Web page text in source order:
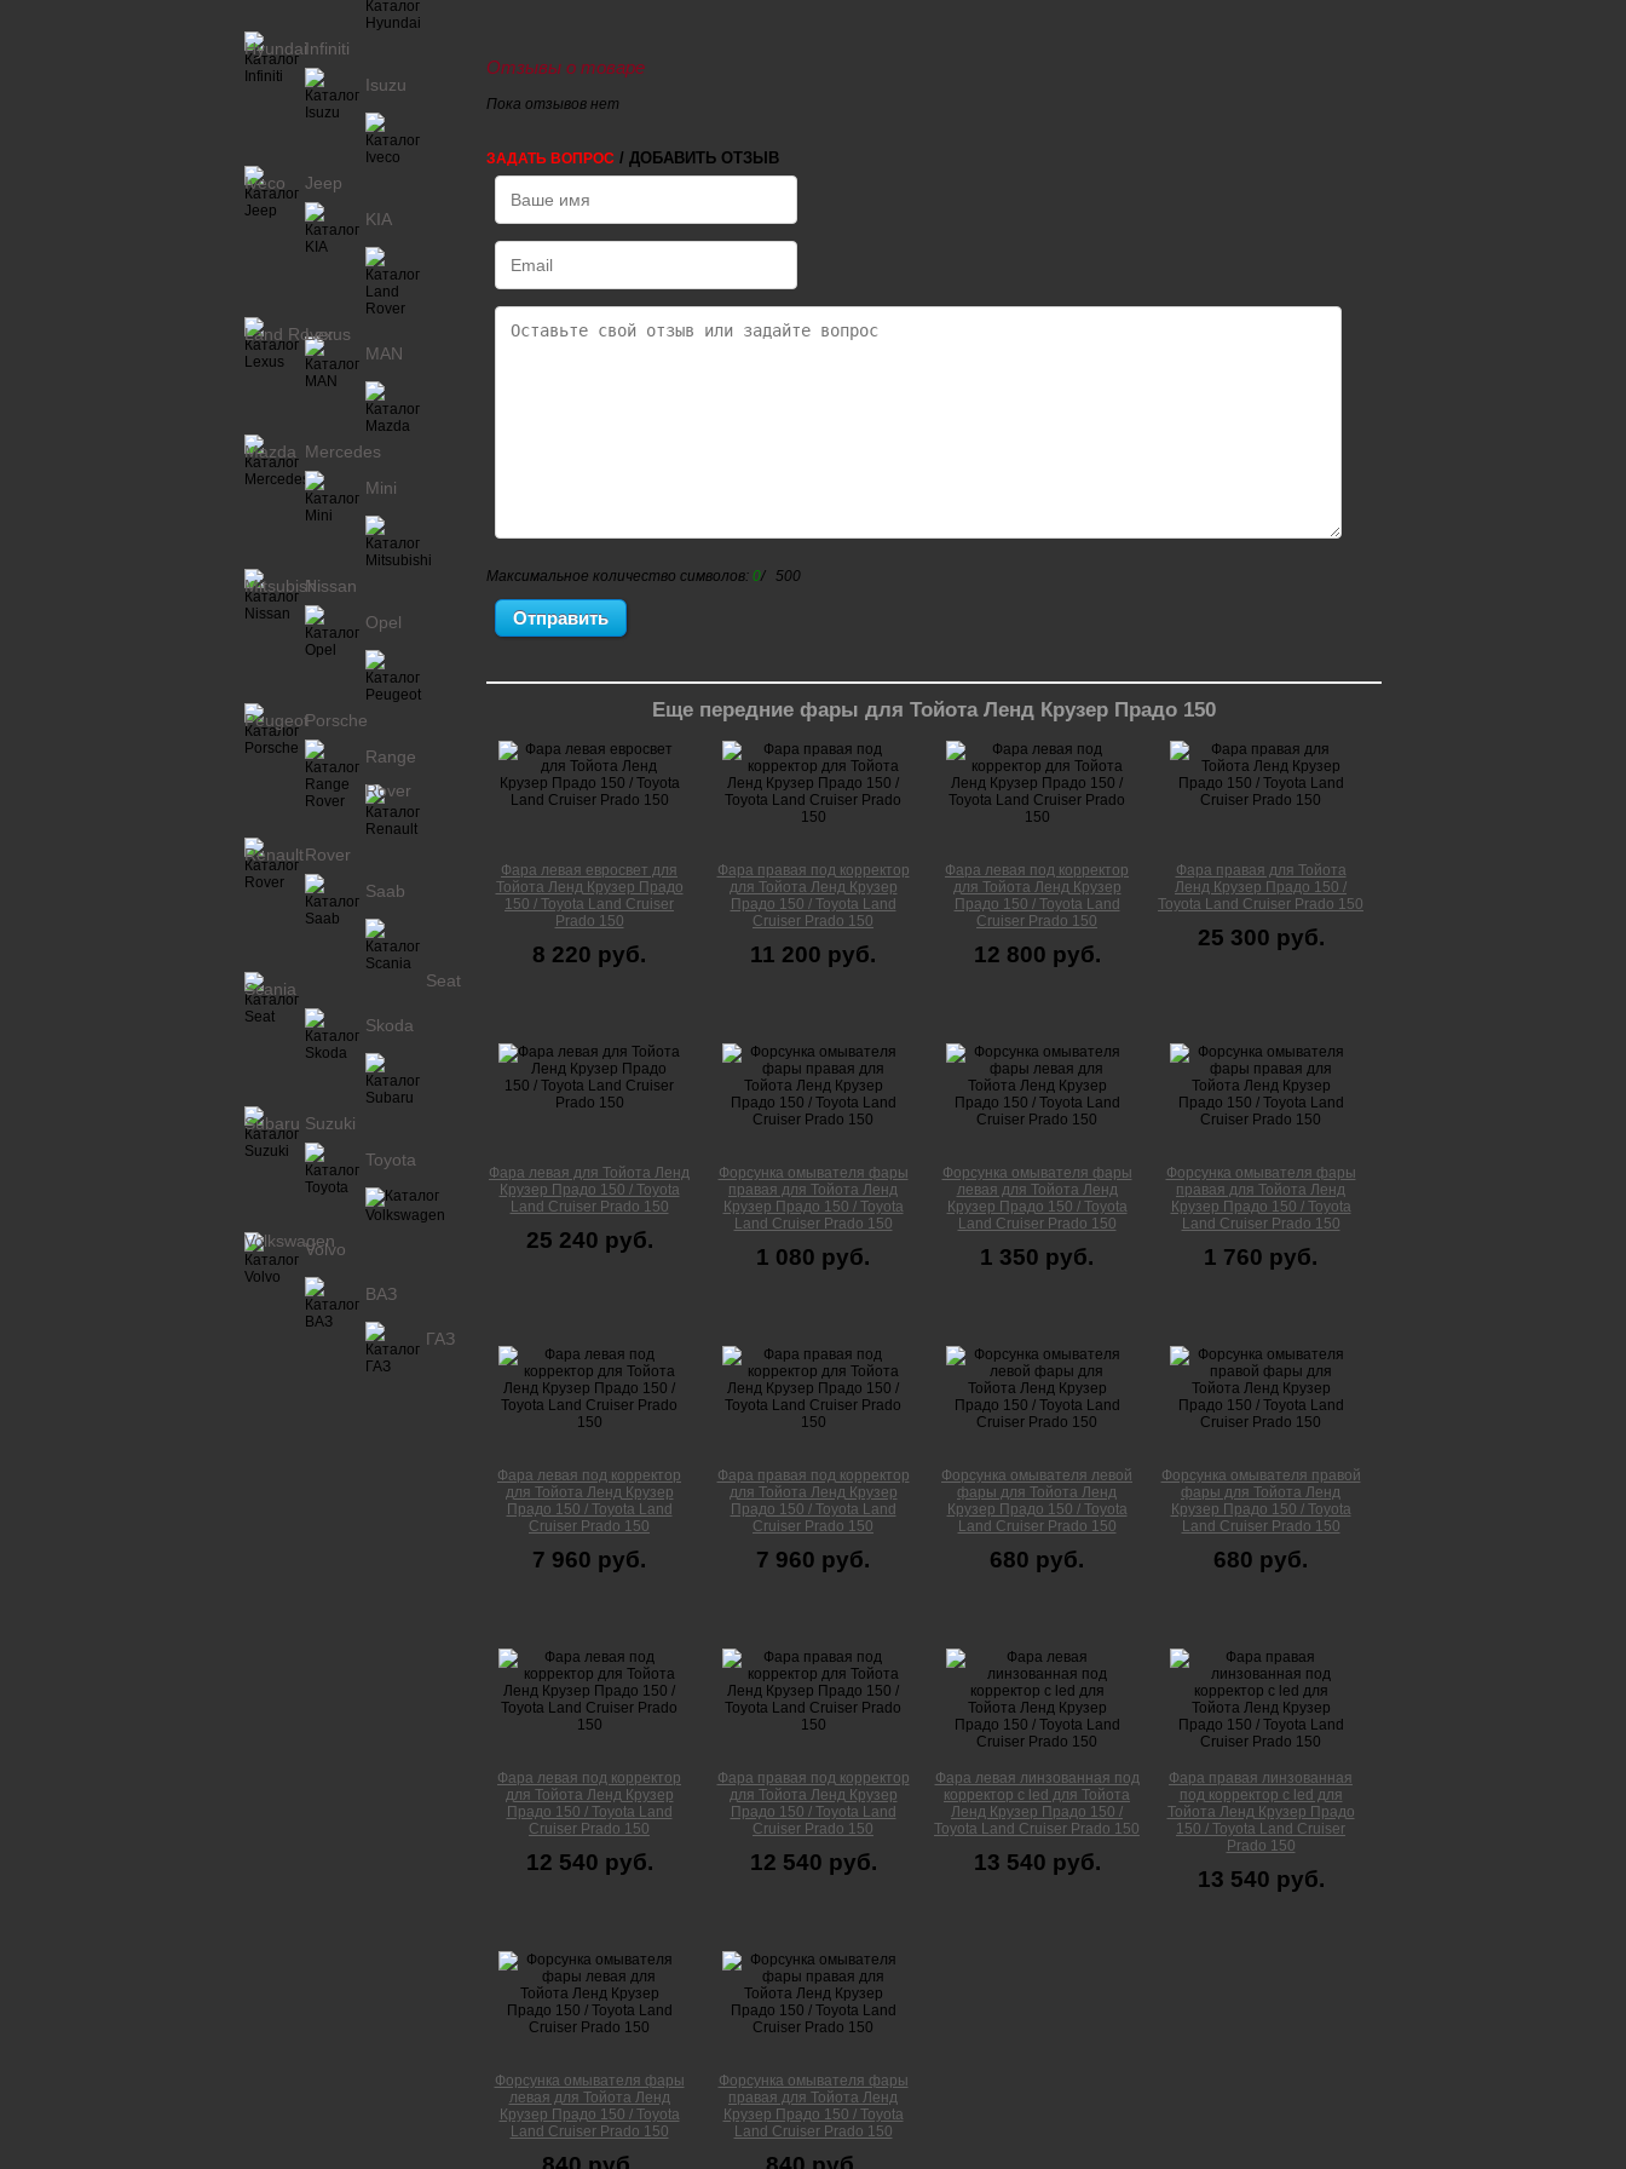
Отзывы о товаре
Пока отзывов нет
ЗАДАТЬ ВОПРОС / ДОБАВИТЬ ОТЗЫВ
Максимальное количество символов: 0/ 500
Еще передние фары для Тойота Ленд Крузер Прадо 150
Фара левая евросвет для
Тойота Ленд Крузер Прадо
150 / Toyota Land Cruiser
Prado 150
8 220 руб.
Фара правая под корректор
для Тойота Ленд Крузер
Прадо 150 / Toyota Land
Cruiser Prado 150
11 200 руб.
Фара левая под корректор
для Тойота Ленд Крузер
Прадо 150 / Toyota Land
Cruiser Prado 150
12 800 руб.
Фара правая для Тойота
Ленд Крузер Прадо 150 /
Toyota Land Cruiser Prado 150
25 300 руб.
Фара левая для Тойота Ленд
Крузер Прадо 150 / Toyota
Land Cruiser Prado 150
25 240 руб.
Форсунка омывателя фары
правая для Тойота Ленд
Крузер Прадо 150 / Toyota
Land Cruiser Prado 150
1 080 руб.
Форсунка омывателя фары
левая для Тойота Ленд
Крузер Прадо 150 / Toyota
Land Cruiser Prado 150
1 350 руб.
Форсунка омывателя фары
правая для Тойота Ленд
Крузер Прадо 150 / Toyota
Land Cruiser Prado 150
1 760 руб.
Фара левая под корректор
для Тойота Ленд Крузер
Прадо 150 / Toyota Land
Cruiser Prado 150
7 960 руб.
Фара правая под корректор
для Тойота Ленд Крузер
Прадо 150 / Toyota Land
Cruiser Prado 150
7 960 руб.
Форсунка омывателя левой
фары для Тойота Ленд
Крузер Прадо 150 / Toyota
Land Cruiser Prado 150
680 руб.
Форсунка омывателя правой
фары для Тойота Ленд
Крузер Прадо 150 / Toyota
Land Cruiser Prado 150
680 руб.
Фара левая под корректор
для Тойота Ленд Крузер
Прадо 150 / Toyota Land
Cruiser Prado 150
12 540 руб.
Фара правая под корректор
для Тойота Ленд Крузер
Прадо 150 / Toyota Land
Cruiser Prado 150
12 540 руб.
Фара левая линзованная под
корректор с led для Тойота
Ленд Крузер Прадо 150 /
Toyota Land Cruiser Prado 150
13 540 руб.
Фара правая линзованная
под корректор с led для
Тойота Ленд Крузер Прадо
150 / Toyota Land Cruiser
Prado 150
13 540 руб.
Форсунка омывателя фары
левая для Тойота Ленд
Крузер Прадо 150 / Toyota
Land Cruiser Prado 150
Форсунка омывателя фары
правая для Тойота Ленд
Крузер Прадо 150 / Toyota
Land Cruiser Prado 150
HyundaiInfiniti
Isuzu
Iveco
Jeep
KIA
Land Rover
Lexus
MAN
Mazda Mercedes
Mini
MitsubishiNissan
Opel
PeugeotPorsche
Range
Rover
RenaultRover
Saab
Scania Seat
Skoda
Subaru Suzuki
Toyota
Volkswagen
Volvo
ВАЗ
ГАЗ